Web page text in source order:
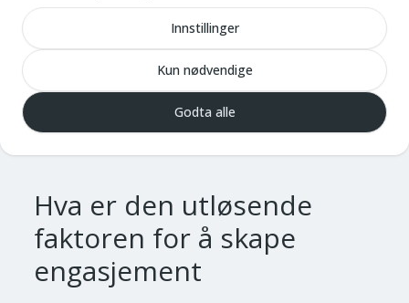
som er det største hinderet for
investering i digitalt utstyr og digitale
løsninger. Samtidig kommer det frem av
undersøkelsen at det er lite samarbeid
mellom IT-miljøet og vei og park i
kommunen
Hva er den utløsende
faktoren for å skape
engasjement
Innstillinger
Kun nødvendige
Godta alle